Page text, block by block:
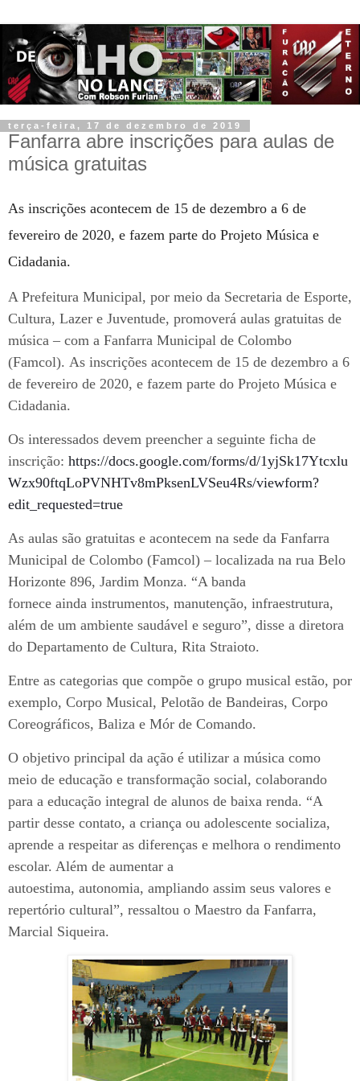
terça-feira, 17 de dezembro de 2019
Fanfarra abre inscrições para aulas de
música gratuitas
As inscrições acontecem de 15 de dezembro a 6 de
fevereiro de 2020, e fazem parte do Projeto Música e
Cidadania.
A Prefeitura Municipal, por meio da Secretaria de Esporte,
Cultura, Lazer e Juventude, promoverá aulas gratuitas de
música – com a Fanfarra Municipal de Colombo
(Famcol). As inscrições acontecem de 15 de dezembro a 6
de fevereiro de 2020, e fazem parte do Projeto Música e
Cidadania.
Os interessados devem preencher a seguinte ficha de
inscrição: https://docs.google.com/forms/d/1yjSk17Ytcxlu
Wzx90ftqLoPVNHTv8mPksenLVSeu4Rs/viewform?
edit_requested=true
As aulas são gratuitas e acontecem na sede da Fanfarra
Municipal de Colombo (Famcol) – localizada na rua Belo
Horizonte 896, Jardim Monza. “A banda
fornece ainda instrumentos, manutenção, infraestrutura,
além de um ambiente saudável e seguro”, disse a diretora
do Departamento de Cultura, Rita Straioto.
Entre as categorias que compõe o grupo musical estão, por
exemplo, Corpo Musical, Pelotão de Bandeiras, Corpo
Coreográficos, Baliza e Mór de Comando.
O objetivo principal da ação é utilizar a música como
meio de educação e transformação social, colaborando
para a educação integral de alunos de baixa renda. “A
partir desse contato, a criança ou adolescente socializa,
aprende a respeitar as diferenças e melhora o rendimento
escolar. Além de aumentar a
autoestima, autonomia, ampliando assim seus valores e
repertório cultural”, ressaltou o Maestro da Fanfarra,
Marcial Siqueira.